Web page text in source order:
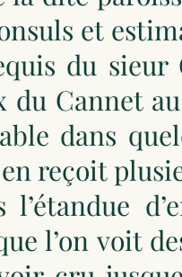
et
du sieur
Cannet
dans
reçoit
l’on voit